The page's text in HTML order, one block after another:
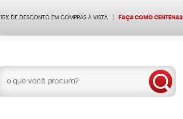
15% DE DESCONTO EM COMPRAS À VISTA FAÇA COMO CENTENAS